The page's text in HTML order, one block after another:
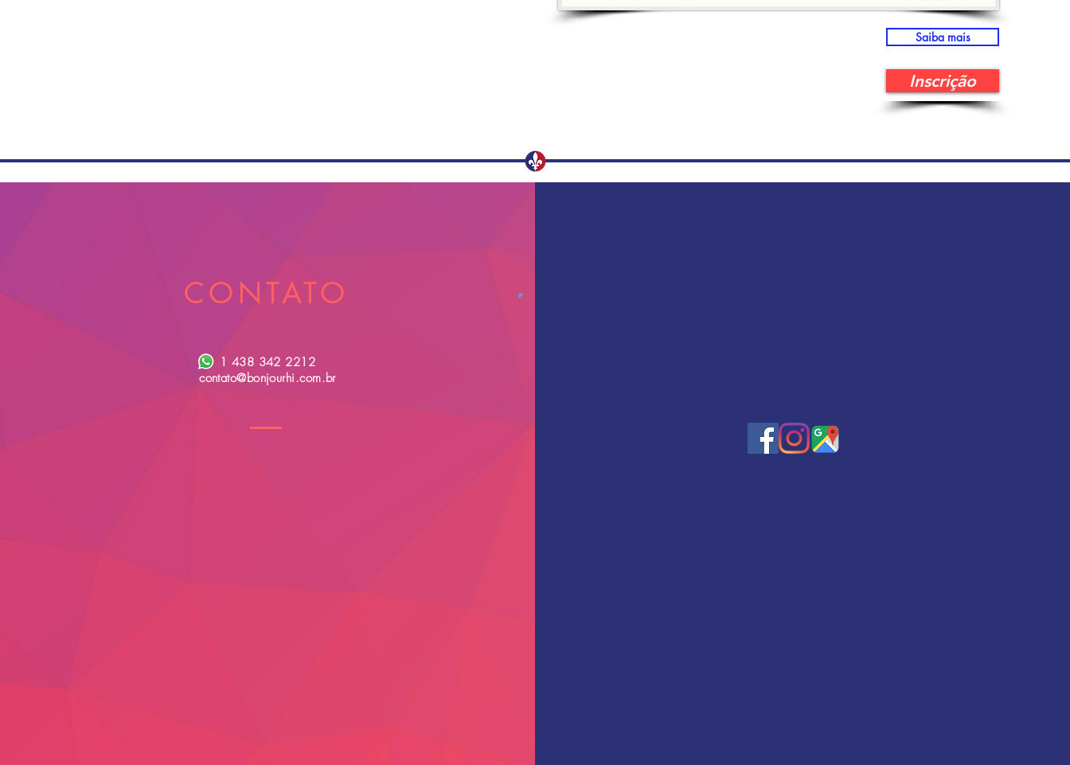
Saiba mais
Inscrição
CONTATO
1 438 342 2212
contato@bonjourhi.com.br